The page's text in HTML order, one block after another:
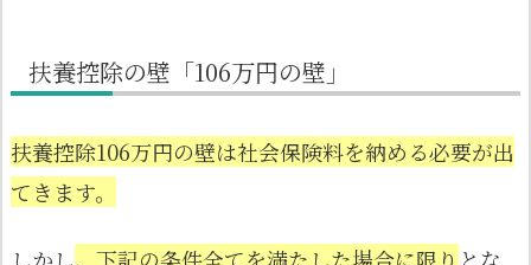
扶養控除の壁「106万円の壁」
扶養控除106万円の壁は社会保険料を納める必要が出
てきます。